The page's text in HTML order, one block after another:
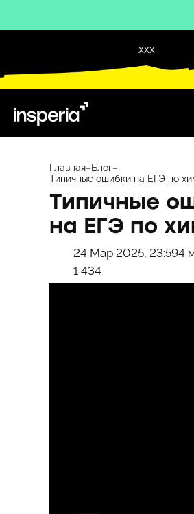
содержимому
XXX
Главная–Блог–
Типичные ошибки на ЕГЭ по
Типичные
на ЕГЭ по
24 Мар 2025, 23:594
1 434